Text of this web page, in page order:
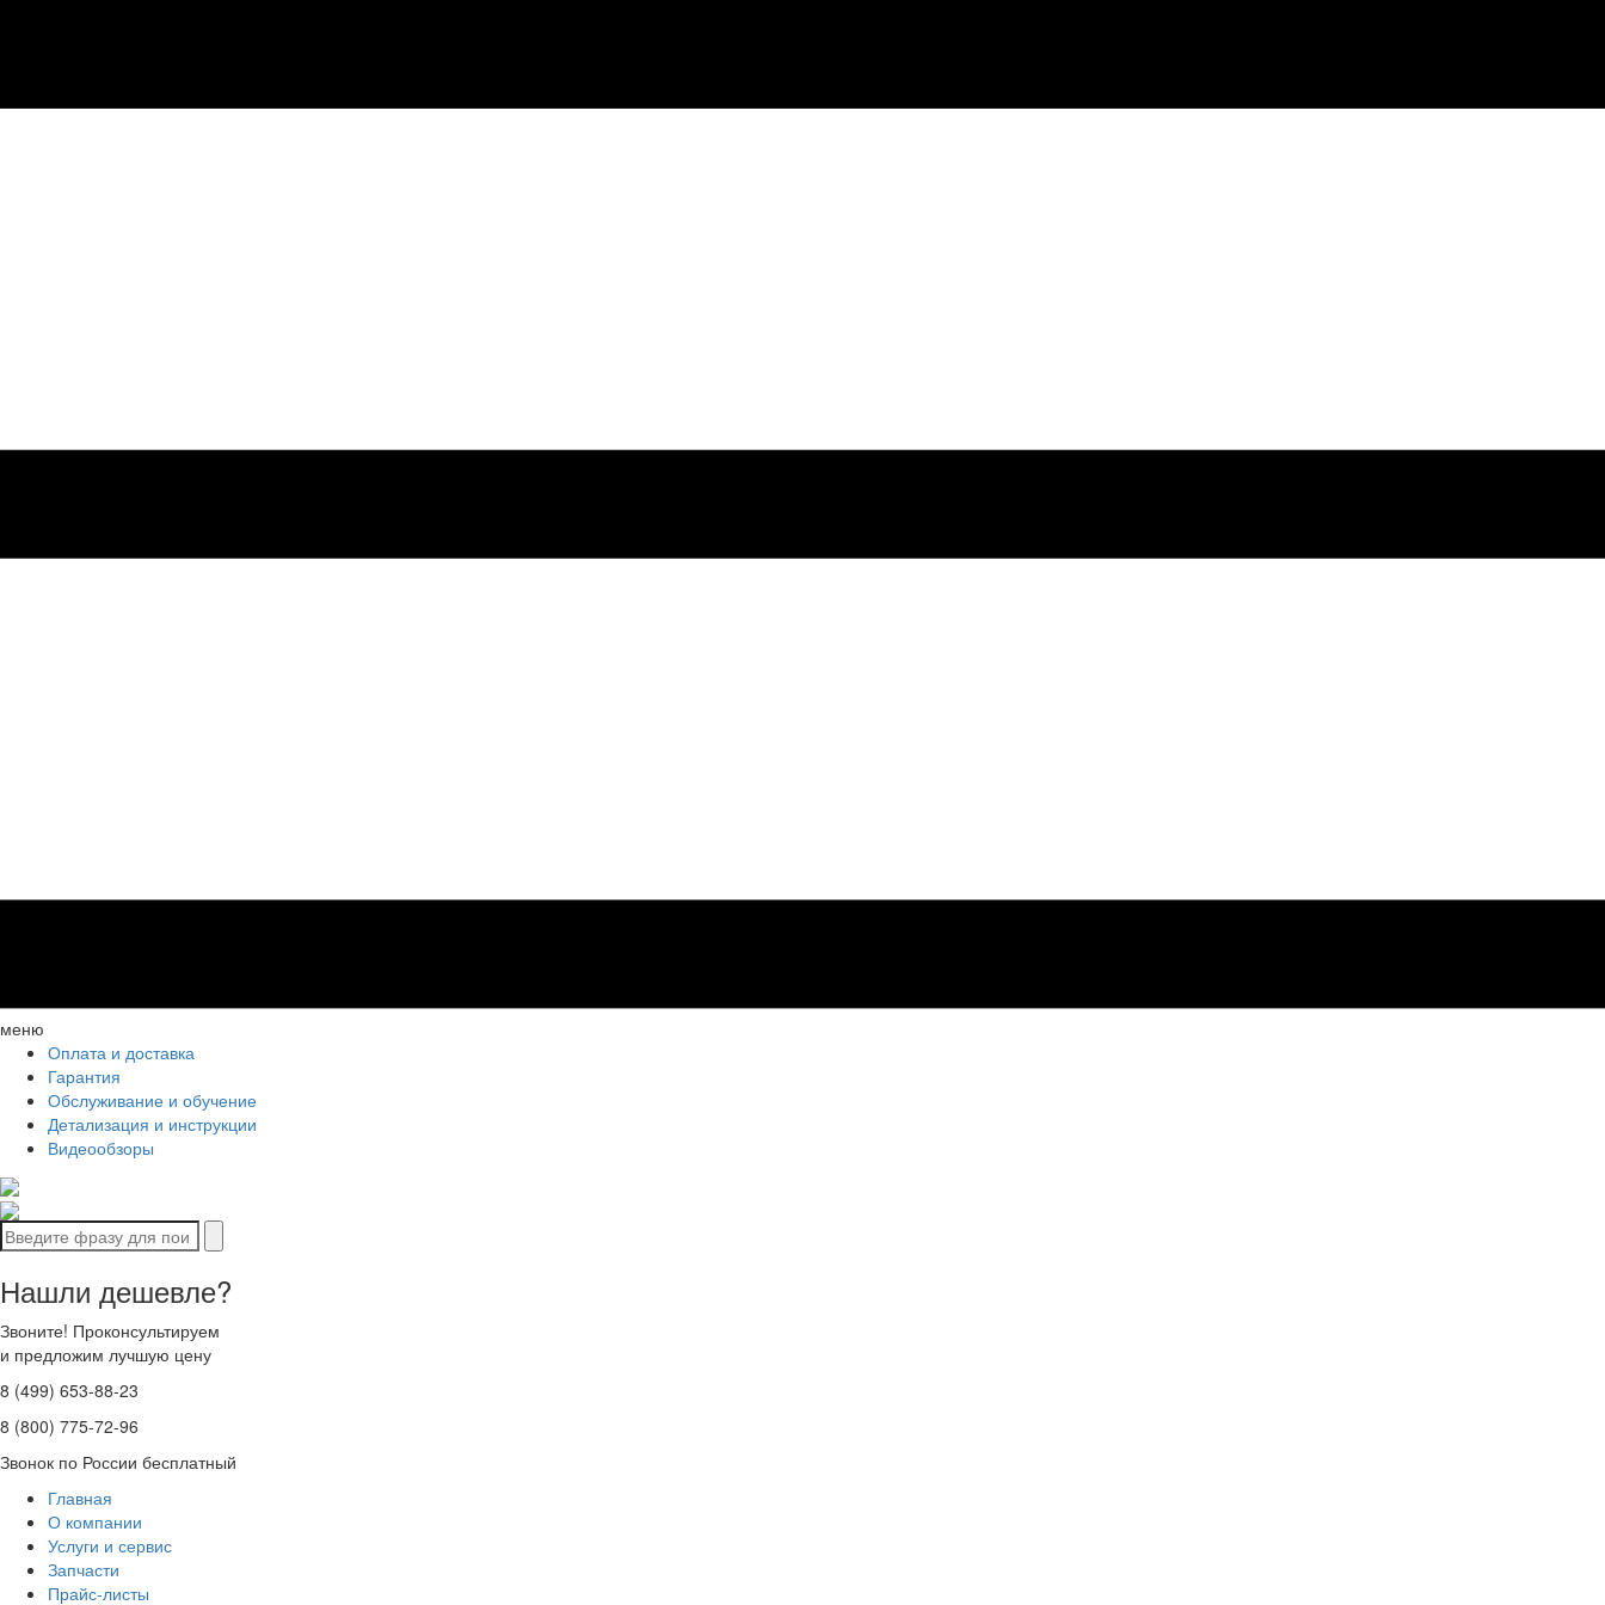
меню
Оплата и доставка
Гарантия
Обслуживание и обучение
Детализация и инструкции
Видеообзоры
Нашли дешевле?
Звоните! Проконсультируем
и предложим лучшую цену
8 (499) 653-88-23
8 (800) 775-72-96
Звонок по России бесплатный
Главная
О компании
Услуги и сервис
Запчасти
Прайс-листы